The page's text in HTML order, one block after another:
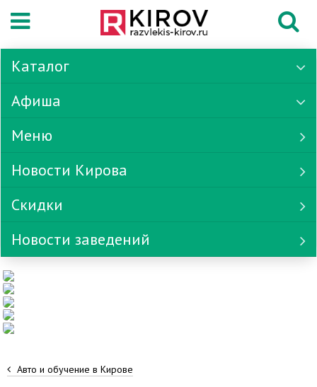
Каталог
Афиша
Меню
Новости Кирова
Скидки
Новости заведений
Авто и обучение в Кирове